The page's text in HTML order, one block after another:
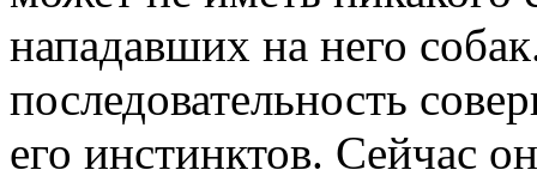
нападавших на него
последовательность
его инстинктов. Сейчас